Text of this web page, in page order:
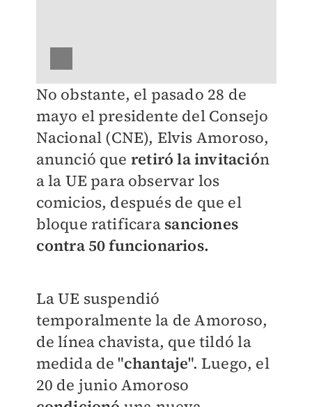
No obstante, el pasado 28 de
mayo el presidente del Consejo
Nacional (CNE), Elvis Amoroso,
anunció que retiró la invitación
a la UE para observar los
comicios, después de que el
bloque ratificara sanciones
contra 50 funcionarios.
La UE suspendió
temporalmente la de Amoroso,
de línea chavista, que tildó la
medida de "chantaje". Luego, el
20 de junio Amoroso